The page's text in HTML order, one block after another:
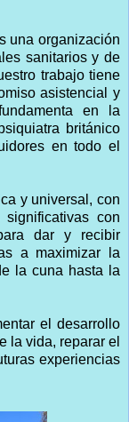
una organización
sanitarios y de
trabajo tiene
asistencial y
en la
británico
en todo el
y universal, con
con
dar y recibir
a maximizar la
la cuna hasta la
el desarrollo
la vida, reparar el
experiencias